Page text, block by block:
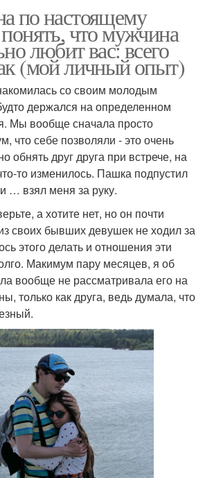
по настоящему
что мужчина
любит вас: всего
(мой личный опыт)
со своим молодым
держался на определенном
Мы вообще сначала просто
что себе позволяли - это очень
обнять друг друга при встрече, на
то изменилось. Пашка подпустил
… взял меня за руку.
а хотите нет, но он почти
своих бывших девушек не ходил за
этого делать и отношения эти
Макимум пару месяцев, я об
вообще не рассматривала его на
только как друга, ведь думала, что